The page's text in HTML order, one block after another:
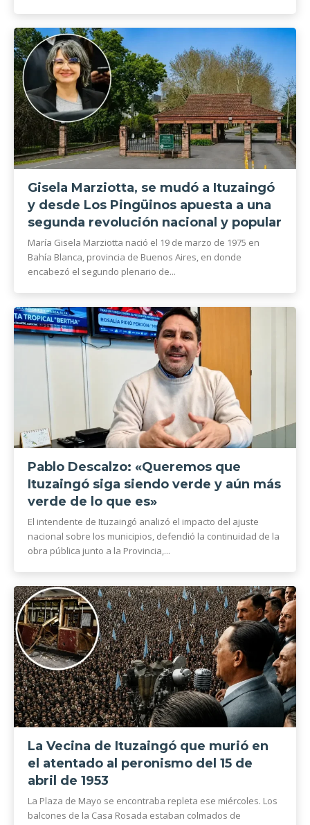
Gisela Marziotta, se mudó a Ituzaingó
y desde Los Pingüinos apuesta a una
segunda revolución nacional y popular
María Gisela Marziotta nació el 19 de marzo de 1975 en
Bahía Blanca, provincia de Buenos Aires, en donde
encabezó el segundo plenario de...
Pablo Descalzo: «Queremos que
Ituzaingó siga siendo verde y aún más
verde de lo que es»
El intendente de Ituzaingó analizó el impacto del ajuste
nacional sobre los municipios, defendió la continuidad de la
obra pública junto a la Provincia,...
La Vecina de Ituzaingó que murió en
el atentado al peronismo del 15 de
abril de 1953
La Plaza de Mayo se encontraba repleta ese miércoles. Los
balcones de la Casa Rosada estaban colmados de